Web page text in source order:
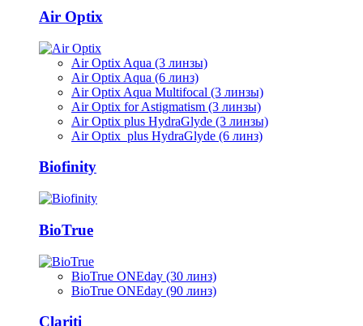
Air Optix
Air Optix Aqua (3 линзы)
Air Optix Aqua (6 линз)
Air Optix Aqua Multifocal (3 линзы)
Air Optix for Astigmatism (3 линзы)
Air Optix plus HydraGlyde (3 линзы)
Air Optix plus HydraGlyde (6 линз)
Biofinity
BioTrue
BioTrue ONEday (30 линз)
BioTrue ONEday (90 линз)
Clariti